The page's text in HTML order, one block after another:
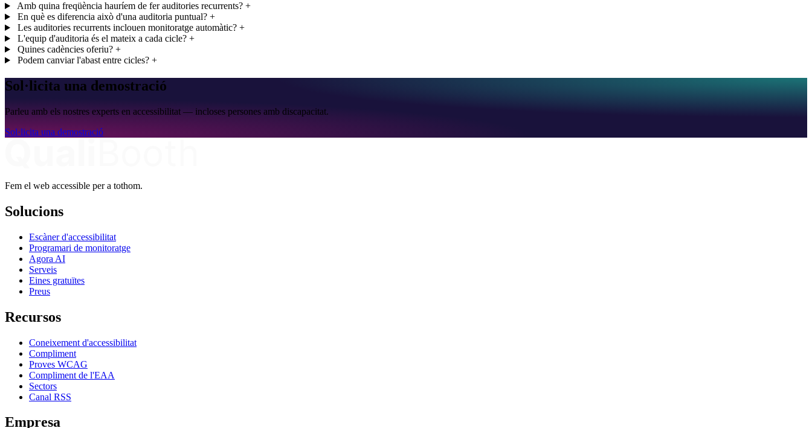
Amb quina freqüència hauríem de fer auditories recurrents? +
En què es diferencia això d'una auditoria puntual? +
Les auditories recurrents inclouen monitoratge automàtic? +
L'equip d'auditoria és el mateix a cada cicle? +
Quines cadències oferiu? +
Podem canviar l'abast entre cicles? +
Sol·licita una demostració
Parleu amb els nostres experts en accessibilitat — incloses persones amb discapacitat.
Sol·licita una demostració
Fem el web accessible per a tothom.
Solucions
Escàner d'accessibilitat
Programari de monitoratge
Agora AI
Serveis
Eines gratuïtes
Preus
Recursos
Coneixement d'accessibilitat
Compliment
Proves WCAG
Compliment de l'EAA
Sectors
Canal RSS
Empresa